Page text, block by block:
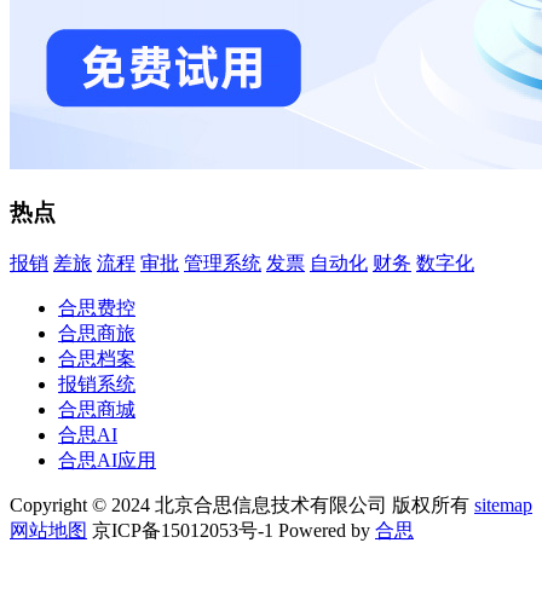
热点
报销 差旅 流程 审批 管理系统 发票 自动化 财务 数字化
合思费控
合思商旅
合思档案
报销系统
合思商城
合思AI
合思AI应用
Copyright © 2024 北京合思信息技术有限公司 版权所有 sitemap
网站地图 京ICP备15012053号-1 Powered by 合思